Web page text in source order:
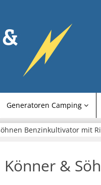
Generatoren Camping
Benzinkultivator mit
Könner &